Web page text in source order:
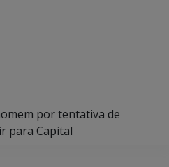
por tentativa de
para Capital